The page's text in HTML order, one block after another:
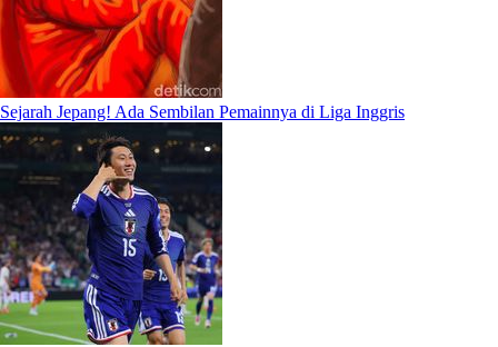
Sejarah Jepang! Ada Sembilan Pemainnya di Liga Inggris